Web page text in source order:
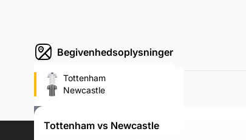
Begivenhedsoplysninger
Tottenham Stadium
(Tottenham's fodboldstadion)
lør. 29. aug., 17.30
Tottenham
Newcastle
Tottenham vs Newcastle